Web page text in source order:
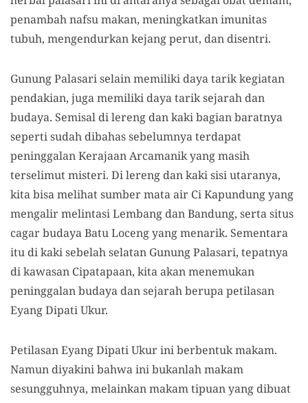
penambah nafsu makan, meningkatkan imunitas
tubuh, mengendurkan kejang perut, dan disentri.
Gunung Palasari selain memiliki daya tarik kegiatan
pendakian, juga memiliki daya tarik sejarah dan
budaya. Semisal di lereng dan kaki bagian baratnya
seperti sudah dibahas sebelumnya terdapat
peninggalan Kerajaan Arcamanik yang masih
terselimut misteri. Di lereng dan kaki sisi utaranya,
kita bisa melihat sumber mata air Ci Kapundung yang
mengalir melintasi Lembang dan Bandung, serta situs
cagar budaya Batu Loceng yang menarik. Sementara
itu di kaki sebelah selatan Gunung Palasari, tepatnya
di kawasan Cipatapaan, kita akan menemukan
peninggalan budaya dan sejarah berupa petilasan
Eyang Dipati Ukur.
Petilasan Eyang Dipati Ukur ini berbentuk makam.
Namun diyakini bahwa ini bukanlah makam
sesungguhnya, melainkan makam tipuan yang dibuat